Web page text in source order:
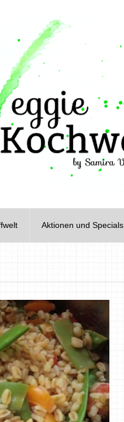
Aktionen und Specials